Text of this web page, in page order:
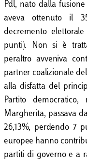
Pdl, nato dalla
aveva ottenuto il
decremento
punti). Non si è
peraltro avveniva
partner coalizionale
alla disfatta del
Partito
Margherita, passava
26,13%, perdendo 7
europee hanno
partiti di governo e a